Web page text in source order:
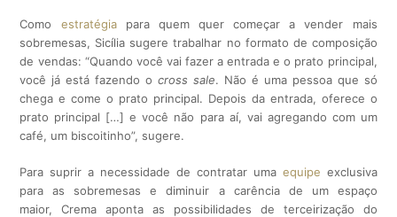
Como estratégiapara quem quer começar a vender mais
sobremesas, Sicília sugere trabalhar no formato de composição
de vendas: “Quando você vai fazer a entrada e o prato principal,
você já está fazendo ocross sale. Não é uma pessoa que só
chega e come o prato principal. Depois da entrada, oferece o
prato principal […] e você não para aí, vai agregando com um
café, um biscoitinho”, sugere.
Para suprir a necessidade de contratar uma equipe exclusiva
para as sobremesas e diminuir a carência de um espaço
maior, Crema aponta as possibilidades de terceirização do